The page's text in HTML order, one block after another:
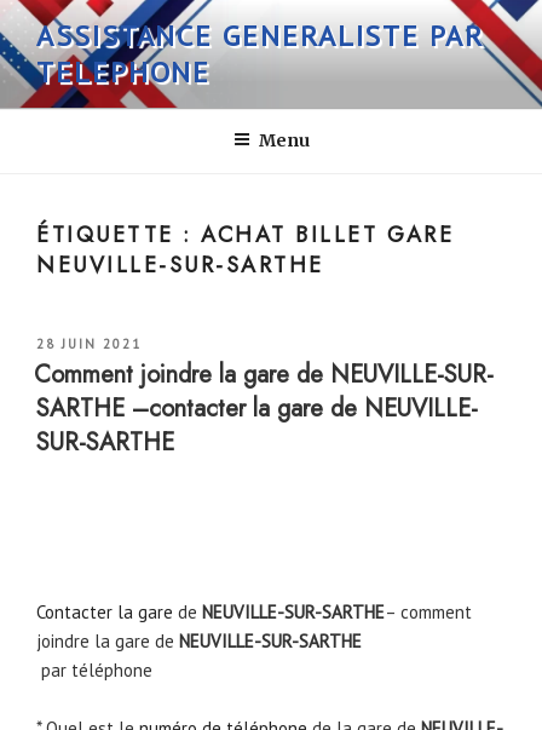
Aller
au
contenu
principal
ASSISTANCE GENERALISTE PAR
TELEPHONE
Menu
ÉTIQUETTE :ACHAT BILLET GARE
NEUVILLE-SUR-SARTHE
PUBLIÉ
LE
28 JUIN 2021
Comment joindre la gare de NEUVILLE-SUR-
SARTHE –contacter la gare de NEUVILLE-
SUR-SARTHE
Contacter la gare de NEUVILLE-SUR-SARTHE– comment
joindre la gare de NEUVILLE-SUR-SARTHE
par téléphone